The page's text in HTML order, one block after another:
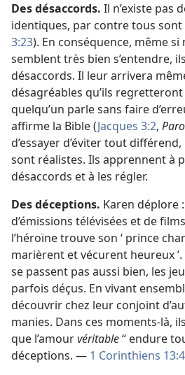
Des désaccords. Il n’existe pas
identiques, par contre tous
3:23). En conséquence, même
semblent très bien s’entendre,
désaccords. Il leur arrivera
désagréables qu’ils regretteront
quelqu’un parle sans faire
affirme la Bible (Jacques 3:2,
d’essayer d’éviter tout
sont réalistes. Ils apprennent à
désaccords et à les régler.
Des déceptions. Karen déplore
d’émissions télévisées et de
l’héroïne trouve son ‘ prince
marièrent et vécurent heureux
se passent pas aussi bien, les
parfois déçus. En vivant
découvrir chez leur conjoint
manies. Dans ces moments-​là,
que l’amourvéritable“ endure
déceptions. — 1 Corinthiens